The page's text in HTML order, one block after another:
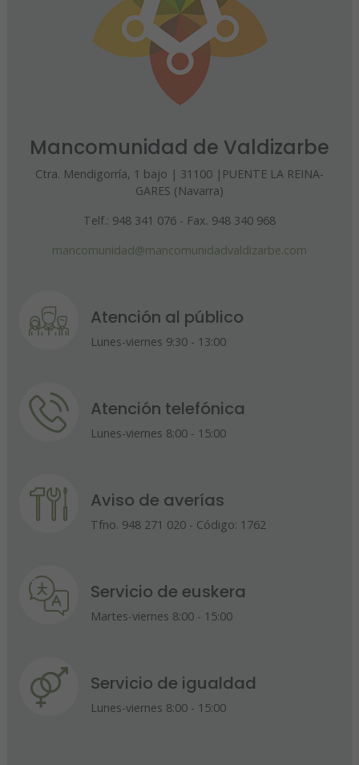
Mancomunidad de Valdizarbe
Ctra. Mendigorría, 1 bajo | 31100 |PUENTE LA REINA-
GARES (Navarra)
Telf.: 948 341 076 - Fax. 948 340 968
mancomunidad@mancomunidadvaldizarbe.com
Atención al público
Lunes-viernes 9:30 - 13:00
Atención telefónica
Lunes-viernes 8:00 - 15:00
Aviso de averías
Tfno. 948 271 020 - Código: 1762
Servicio de euskera
Martes-viernes 8:00 - 15:00
Servicio de igualdad
Lunes-viernes 8:00 - 15:00